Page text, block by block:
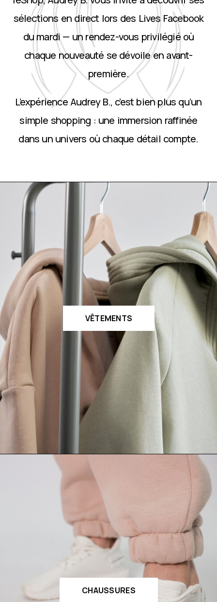
sélections en direct lors des Lives Facebook
du mardi — un rendez-vous privilégié où
chaque nouveauté se dévoile en avant-
première.
L’expérience Audrey B., c’est bien plus qu’un
simple shopping : une immersion raffinée
dans un univers où chaque détail compte.
VÊTEMENTS
CHAUSSURES